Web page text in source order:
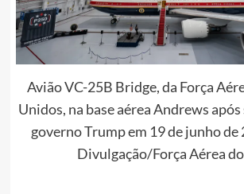
Avião VC-25B Bridge, da Força
Unidos, na base aérea Andrews
governo Trump em 19 de junho
Divulgação/Força Aérea